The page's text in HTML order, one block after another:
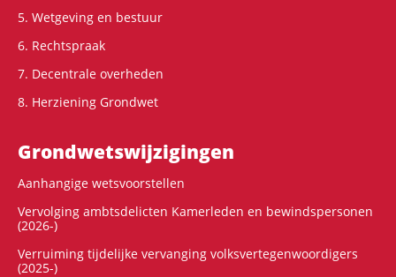
5. Wetgeving en bestuur
6. Rechtspraak
7. Decentrale overheden
8. Herziening Grondwet
Grondwets­wijzigingen
Aanhangige wetsvoorstellen
Vervolging ambtsdelicten Kamerleden en bewindspersonen
(2026-)
Verruiming tijdelijke vervanging volksvertegenwoordigers
(2025-)